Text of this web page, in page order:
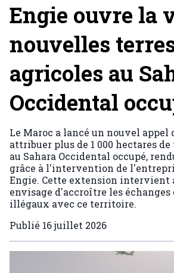
Engie ouvre la
nouvelles
agricoles au
Occidental
Le Maroc a lancé un nouvel appel
attribuer plus de 1 000 hectares
au Sahara Occidental occupé,
grâce à l'intervention de
Engie. Cette extension intervient
envisage d'accroître les
illégaux avec ce territoire.
Publié 16 juillet 2026